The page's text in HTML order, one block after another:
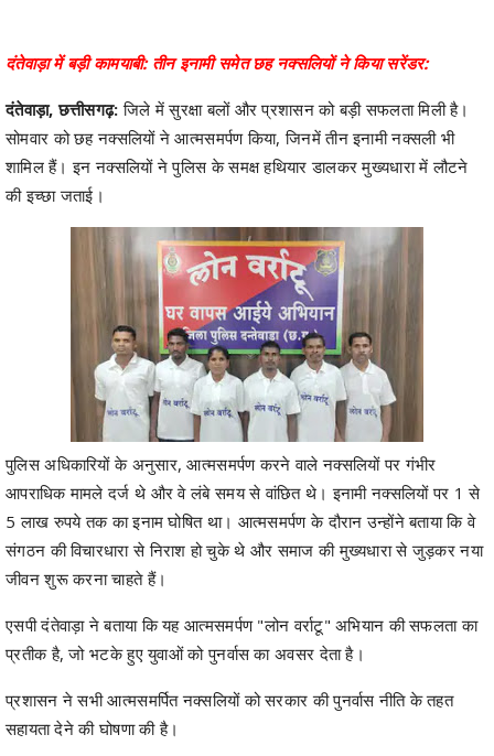
दंतेवाड़ा में बड़ी कामयाबी: तीन इनामी समेत छह नक्सलियों ने किया सरेंडर:
दंतेवाड़ा, छत्तीसगढ़:जिले में सुरक्षा बलों और प्रशासन को बड़ी सफलता मिली है।
सोमवार को छह नक्सलियों ने आत्मसमर्पण किया, जिनमें तीन इनामी नक्सली भी
शामिल हैं। इन नक्सलियों ने पुलिस के समक्ष हथियार डालकर मुख्यधारा में लौटने
की इच्छा जताई।
पुलिस अधिकारियों के अनुसार, आत्मसमर्पण करने वाले नक्सलियों पर गंभीर
आपराधिक मामले दर्ज थे और वे लंबे समय से वांछित थे। इनामी नक्सलियों पर 1 से
5 लाख रुपये तक का इनाम घोषित था। आत्मसमर्पण के दौरान उन्होंने बताया कि वे
संगठन की विचारधारा से निराश हो चुके थे और समाज की मुख्यधारा से जुड़कर नया
जीवन शुरू करना चाहते हैं।
एसपी दंतेवाड़ा ने बताया कि यह आत्मसमर्पण "लोन वर्राटू" अभियान की सफलता का
प्रतीक है, जो भटके हुए युवाओं को पुनर्वास का अवसर देता है।
प्रशासन ने सभी आत्मसमर्पित नक्सलियों को सरकार की पुनर्वास नीति के तहत
सहायता देने की घोषणा की है।